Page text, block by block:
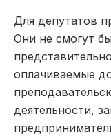
Для депутатов
Они не смогут
оплачиваемые
деятельности,